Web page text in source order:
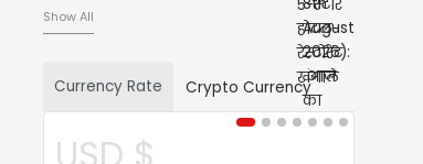
Show All
Currency Rate Crypto Currency